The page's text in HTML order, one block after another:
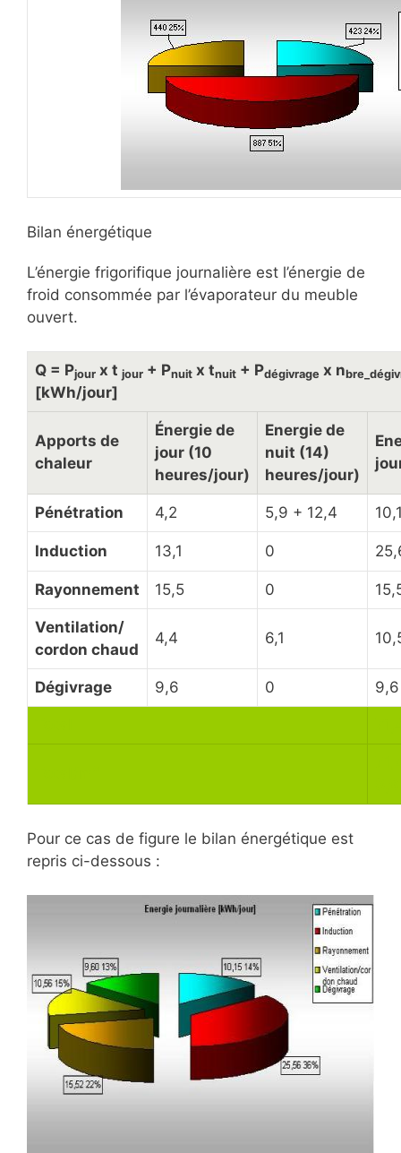
Bilan énergétique
L’énergie frigorifique journalière est l’énergie de
froid consommée par l’évaporateur du meuble
ouvert.
Q = Pjour x t jour + Pnuit x tnuit + Pdégivrage x n
[kWh/jour]
Apports de
chaleur
Énergie de
jour (10
heures/jour)
Energie de
nuit (14)
heures/jour)
Pénétration 4,2 5,9 + 12,4
Induction 13,1 0
Rayonnement 15,5 0
Ventilation/
cordon chaud
4,4 6,1
Dégivrage 9,6 0 9,6
Pour ce cas de figure le bilan énergétique est
repris ci-dessous :